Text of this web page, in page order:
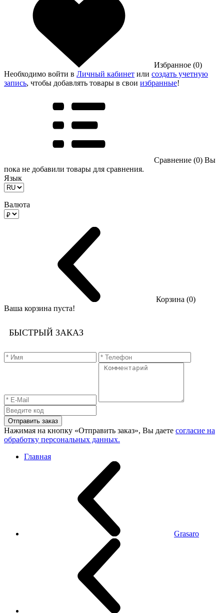
Избранное (0)
Необходимо войти в Личный кабинет или создать учетную
запись, чтобы добавлять товары в свои избранные!
Сравнение (0) Вы
пока не добавили товары для сравнения.
Язык
Валюта
Корзина (0)
Ваша корзина пуста!
БЫСТРЫЙ ЗАКАЗ
Отправить заказ
Нажимая на кнопку «Отправить заказ», Вы даете согласие на
обработку персональных данных.
Главная
Grasaro